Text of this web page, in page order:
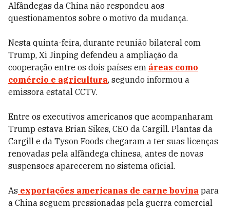
Alfândegas da China não respondeu aos
questionamentos sobre o motivo da mudança.
Nesta quinta-feira, durante reunião bilateral com
Trump, Xi Jinping defendeu a ampliação da
cooperação entre os dois países em áreas como
comércio e agricultura, segundo informou a
emissora estatal CCTV.
Entre os executivos americanos que acompanharam
Trump estava Brian Sikes, CEO da Cargill. Plantas da
Cargill e da Tyson Foods chegaram a ter suas licenças
renovadas pela alfândega chinesa, antes de novas
suspensões aparecerem no sistema oficial.
As exportações americanas de carne bovina para
a China seguem pressionadas pela guerra comercial